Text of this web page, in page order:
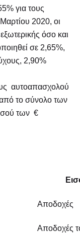
για τους
2020, οι
όσο και
σε 2,65%,
2,90%
αυτοαπασχολού
το σύνολο των
των €
Αποδοχές
Αποδοχές